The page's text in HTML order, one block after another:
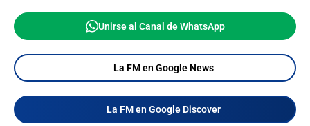
Unirse al Canal de WhatsApp
La FM en Google News
La FM en Google Discover